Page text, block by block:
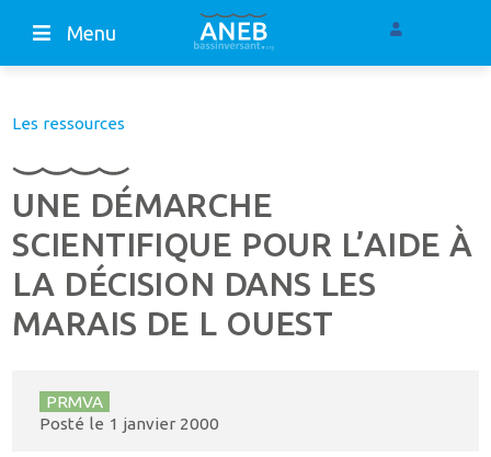
Menu
Les ressources
UNE DÉMARCHE
SCIENTIFIQUE POUR L’AIDE À
LA DÉCISION DANS LES
MARAIS DE L OUEST
PRMVA
Posté le 1 janvier 2000